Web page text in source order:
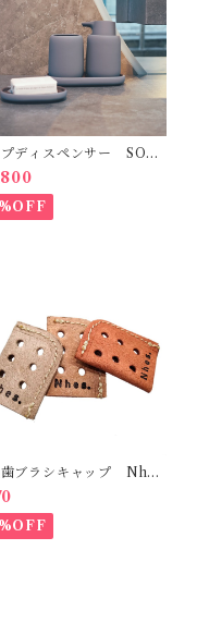
プディスペンサー SON
ブラシキャップ Nhe